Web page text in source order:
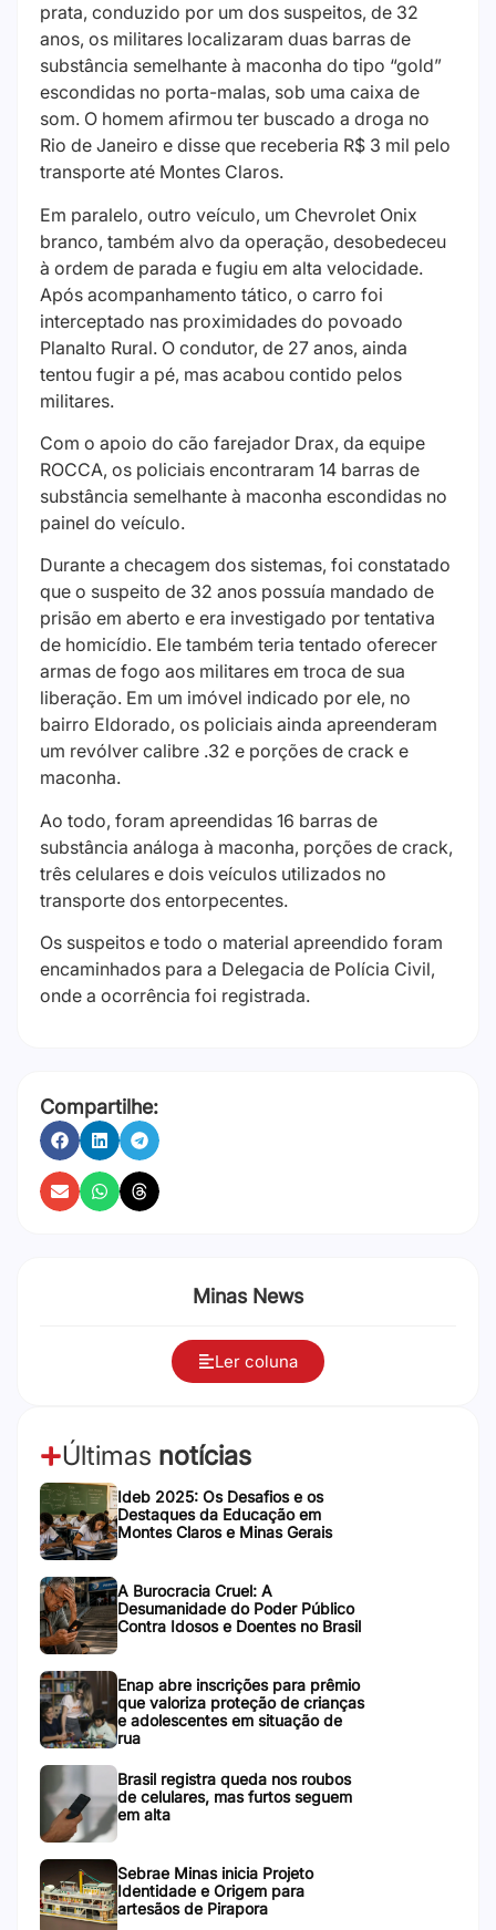
prata, conduzido por um dos suspeitos, de 32
anos, os militares localizaram duas barras de
substância semelhante à maconha do tipo “gold”
escondidas no porta-malas, sob uma caixa de
som. O homem afirmou ter buscado a droga no
Rio de Janeiro e disse que receberia R$ 3 mil pelo
transporte até Montes Claros.
Em paralelo, outro veículo, um Chevrolet Onix
branco, também alvo da operação, desobedeceu
à ordem de parada e fugiu em alta velocidade.
Após acompanhamento tático, o carro foi
interceptado nas proximidades do povoado
Planalto Rural. O condutor, de 27 anos, ainda
tentou fugir a pé, mas acabou contido pelos
militares.
Com o apoio do cão farejador Drax, da equipe
ROCCA, os policiais encontraram 14 barras de
substância semelhante à maconha escondidas no
painel do veículo.
Durante a checagem dos sistemas, foi constatado
que o suspeito de 32 anos possuía mandado de
prisão em aberto e era investigado por tentativa
de homicídio. Ele também teria tentado oferecer
armas de fogo aos militares em troca de sua
liberação. Em um imóvel indicado por ele, no
bairro Eldorado, os policiais ainda apreenderam
um revólver calibre .32 e porções de crack e
maconha.
Ao todo, foram apreendidas 16 barras de
substância análoga à maconha, porções de crack,
três celulares e dois veículos utilizados no
transporte dos entorpecentes.
Os suspeitos e todo o material apreendido foram
encaminhados para a Delegacia de Polícia Civil,
onde a ocorrência foi registrada.
Compartilhe:
Minas News
Ler coluna
Últimas notícias
Ideb 2025: Os Desafios e os
Destaques da Educação em
Montes Claros e Minas Gerais
A Burocracia Cruel: A
Desumanidade do Poder Público
Contra Idosos e Doentes no Brasil
Enap abre inscrições para prêmio
que valoriza proteção de crianças
e adolescentes em situação de
rua
Brasil registra queda nos roubos
de celulares, mas furtos seguem
em alta
Sebrae Minas inicia Projeto
Identidade e Origem para
artesãos de Pirapora